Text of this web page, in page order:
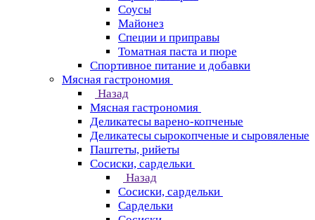
Соусы
Майонез
Специи и приправы
Томатная паста и пюре
Спортивное питание и добавки
Мясная гастрономия
Назад
Мясная гастрономия
Деликатесы варено-копченые
Деликатесы сырокопченые и сыровяленые
Паштеты, рийеты
Сосиски, сардельки
Назад
Сосиски, сардельки
Сардельки